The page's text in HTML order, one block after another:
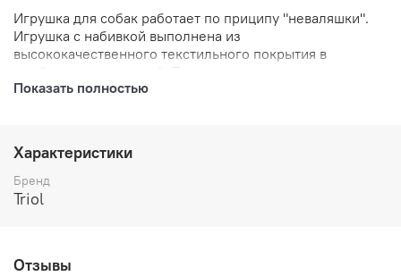
Игрушка для собак работает по приципу "неваляшки".
Игрушка с набивкой выполнена из
высококачественного текстильного покрытия в
Неабразивный, нетоксичный материал не ранит зубы и
Показать полностью
Характеристики
Бренд
Triol
Отзывы